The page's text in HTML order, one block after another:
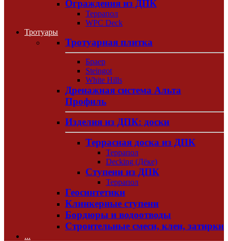
Ограждения из ДПК
Террапол
WPC Deck
Тротуары
Тротуарная плитка
Браер
Steingot
White Hills
Дренажная система Альта
Профиль
Изделия из ДПК: доски
Террасная доска из ДПК
Террапол
Decking (Дёке)
Ступени из ДПК
Террапол
Геосинтетики
Клинкерные ступени
Бордюры и водоотводы
Строительные смеси, клеи, затирки
...